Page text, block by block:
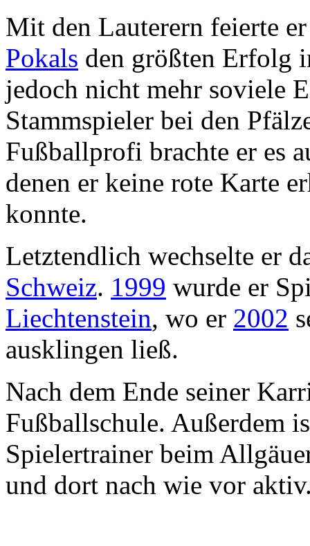
Mit den Lauterern feierte
Pokals den größten Erfolg
jedoch nicht mehr soviele
Stammspieler bei den
Fußballprofi brachte er es
denen er keine rote Karte
konnte.
Letztendlich wechselte er
Schweiz. 1999 wurde er
Liechtenstein, wo er 2002
ausklingen ließ.
Nach dem Ende seiner
Fußballschule. Außerdem
Spielertrainer beim
und dort nach wie vor